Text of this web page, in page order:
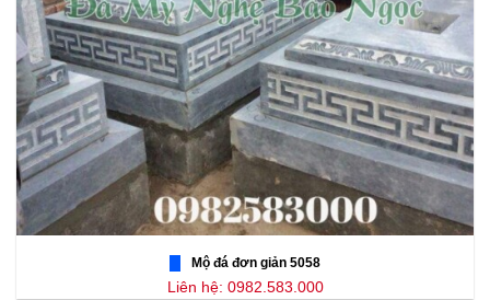
Mộ đá đơn giản 5058
Liên hệ: 0982.583.000